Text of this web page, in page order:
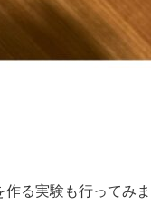
る実験も行ってみ